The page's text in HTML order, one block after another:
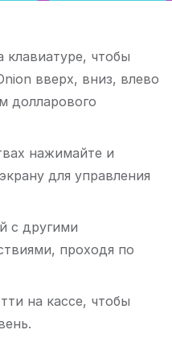
клавиатуре, чтобы
вверх, вниз, влево
долларового
нажимайте и
для управления
с другими
проходя по
на кассе, чтобы